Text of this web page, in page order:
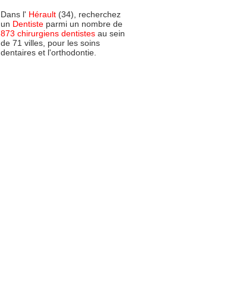
Dans l' Hérault (34), recherchez
un Dentiste parmi un nombre de
873 chirurgiens dentistes au sein
de 71 villes, pour les soins
dentaires et l'orthodontie.